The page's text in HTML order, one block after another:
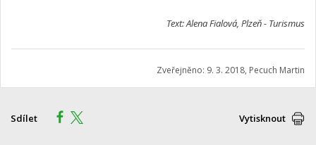
Text: Alena Fialová, Plzeň - Turismus
Zveřejněno: 9. 3. 2018, Pecuch Martin
Sdílet Vytisknout